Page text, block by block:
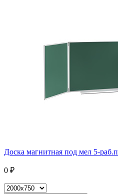
Доска магнитная под мел 5-
0 ₽